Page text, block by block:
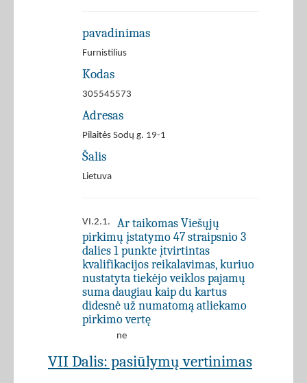
pavadinimas
Furnistilius
Kodas
305545573
Adresas
Pilaitės Sodų g. 19-1
Šalis
Lietuva
VI.2.1.
Ar taikomas Viešųjų
pirkimų įstatymo 47 straipsnio 3
dalies 1 punkte įtvirtintas
kvalifikacijos reikalavimas, kuriuo
nustatyta tiekėjo veiklos pajamų
suma daugiau kaip du kartus
didesnė už numatomą atliekamo
pirkimo vertę
ne
VII Dalis: pasiūlymų vertinimas